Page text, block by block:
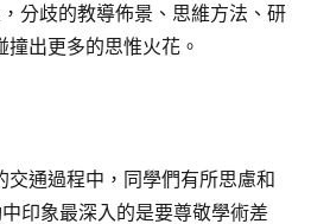
分歧的教導佈景、思維方法、研
出更多的思惟火花。
交通過程中，同學們有所思慮和
印象最深入的是要尊敬學術差